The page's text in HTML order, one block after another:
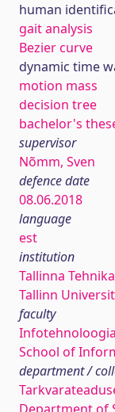
human
gait analysis
Bezier curve
dynamic time
motion mass
decision tree
bachelor's
supervisor
Nõmm, Sven
defence date
08.06.2018
language
est
institution
Tallinna
Tallinn
faculty
School of
department /